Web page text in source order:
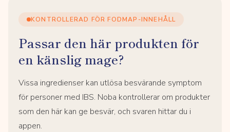
KONTROLLERAD FÖR FODMAP-INNEHÅLL
Passar den här produkten för
en känslig mage?
Vissa ingredienser kan utlösa besvärande symptom
för personer med IBS. Noba kontrollerar om produkter
som den här kan ge besvär, och svaren hittar du i
appen.